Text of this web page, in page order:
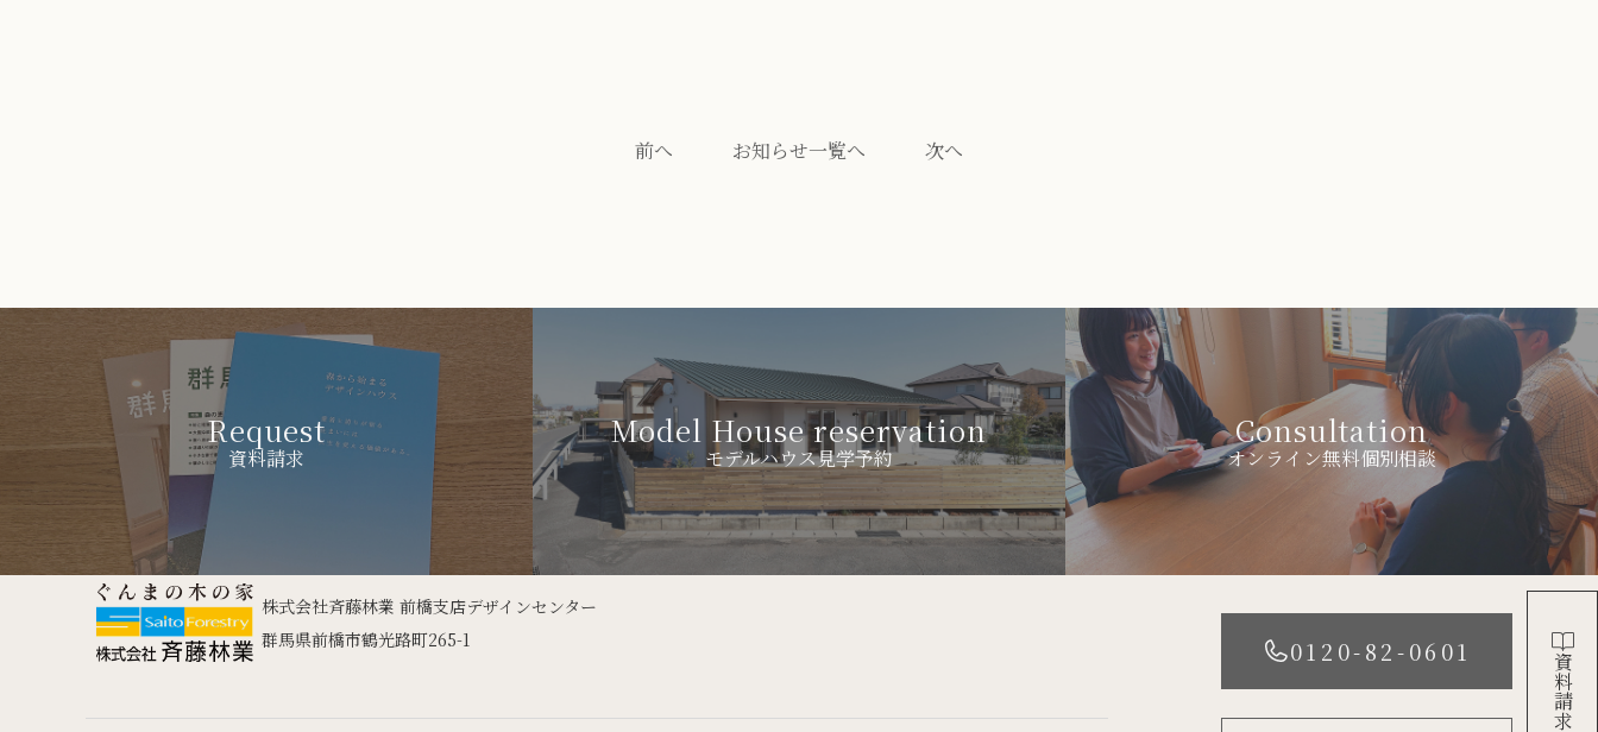
前へ お知らせ一覧へ 次へ
Request
資料請求
Model House reservation
モデルハウス見学予約
Consultation
オンライン無料個別相談
資料請求
株式会社斉藤林業 前橋支店デザインセンター
群馬県前橋市鶴光路町265-1
0120-82-0601